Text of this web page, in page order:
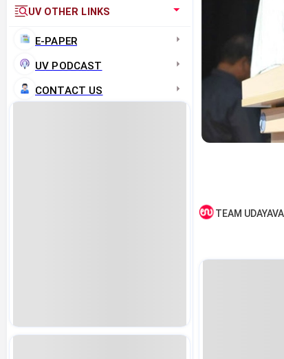
UV OTHER LINKS
E-PAPER
UV PODCAST
CONTACT US
TEAM